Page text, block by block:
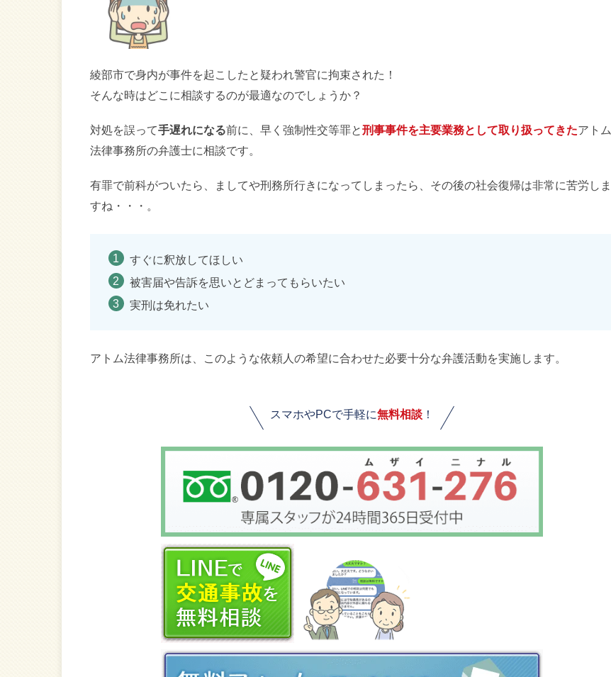
綾部市で身内が事件を起こしたと疑われ警官に拘束された！
そんな時はどこに相談するのが最適なのでしょうか？
対処を誤って手遅れになる前に、早く強制性交等罪と刑事事件を主要業務として取り扱ってきたアトム
法律事務所の弁護士に相談です。
有罪で前科がついたら、ましてや刑務所行きになってしまったら、その後の社会復帰は非常に苦労しま
すね・・・。
すぐに釈放してほしい
被害届や告訴を思いとどまってもらいたい
実刑は免れたい
アトム法律事務所は、このような依頼人の希望に合わせた必要十分な弁護活動を実施します。
スマホやPCで手軽に無料相談 ！